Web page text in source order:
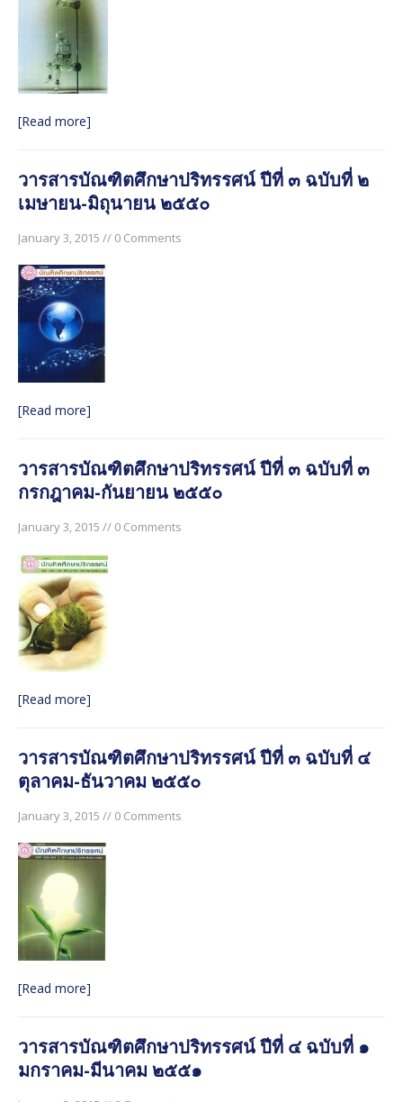
[Read more]
วารสารบัณฑิตศึกษาปริทรรศน์ ปีที่ ๓ ฉบับที่ ๒
เมษายน-มิถุนายน ๒๕๕๐
January 3, 2015 // 0 Comments
[Read more]
วารสารบัณฑิตศึกษาปริทรรศน์ ปีที่ ๓ ฉบับที่ ๓
กรกฎาคม-กันยายน ๒๕๕๐
January 3, 2015 // 0 Comments
[Read more]
วารสารบัณฑิตศึกษาปริทรรศน์ ปีที่ ๓ ฉบับที่ ๔
ตุลาคม-ธันวาคม ๒๕๕๐
January 3, 2015 // 0 Comments
[Read more]
วารสารบัณฑิตศึกษาปริทรรศน์ ปีที่ ๔ ฉบับที่ ๑
มกราคม-มีนาคม ๒๕๕๑